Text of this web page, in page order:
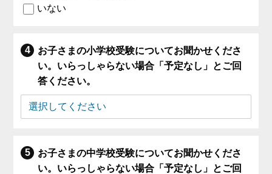
いない
お子さまの小学校受験についてお聞かせくださ
い。いらっしゃらない場合「予定なし」とご回
答ください。
お子さまの中学校受験についてお聞かせくださ
い。いらっしゃらない場合「予定なし」とご回